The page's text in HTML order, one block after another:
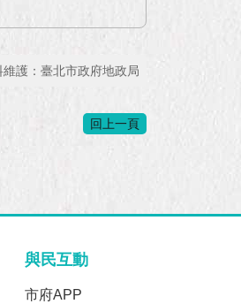
維護：臺北市政府地政局
回上一頁
與民互動
市府APP